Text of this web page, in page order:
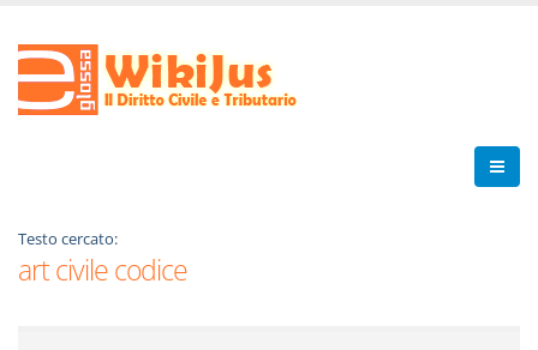
Testo cercato:
art civile codice